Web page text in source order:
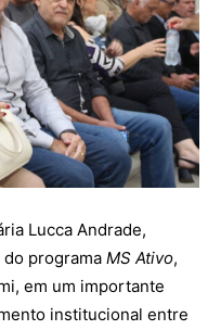
Lucca Andrade,
programa MS Ativo,
em um importante
institucional entre